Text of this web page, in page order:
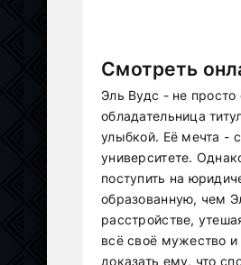
Смотреть
Эль Вудс - не просто
обладательница
улыбкой. Её мечта -
университете.
поступить на
образованную, чем
расстройстве,
всё своё мужество
доказать ему, что